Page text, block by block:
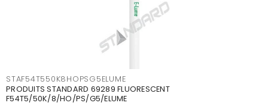
STAF54T550K8HOPSG5ELUME
PRODUITS STANDARD 69289 FLUORESCENT
F54T5/50K/8/HO/PS/G5/ELUME